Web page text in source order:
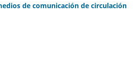
de comunicación de circulación